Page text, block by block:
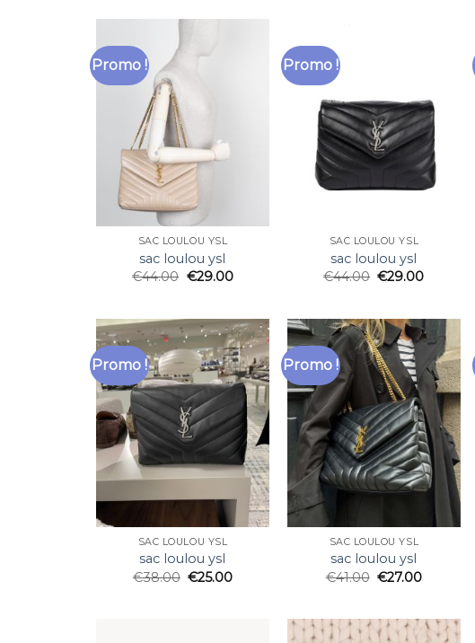
Promo !
SAC LOULOU YSL
sac loulou ysl
€44.00 €29.00
Promo !
SAC LOULOU YSL
sac loulou ysl
€44.00 €29.00
Promo !
SAC LOULOU YSL
sac loulou ysl
€38.00 €25.00
Promo !
SAC LOULOU YSL
sac loulou ysl
€41.00 €27.00